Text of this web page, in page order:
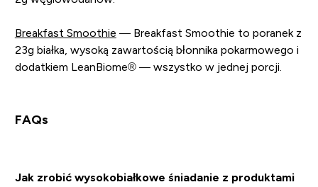
Breakfast Smoothie — Breakfast Smoothie to poranek z
23g białka, wysoką zawartością błonnika pokarmowego i
dodatkiem LeanBiome® — wszystko w jednej porcji.
FAQs
Jak zrobić wysokobiałkowe śniadanie z produktami